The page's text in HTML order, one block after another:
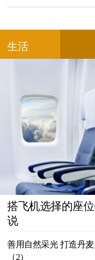
生活
搭飞机选择的座
说
善用自然采光 打造丹
（2）